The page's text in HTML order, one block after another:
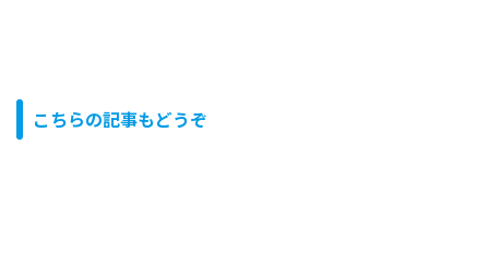
こちらの記事もどうぞ